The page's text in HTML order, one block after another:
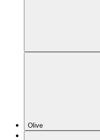
Olive